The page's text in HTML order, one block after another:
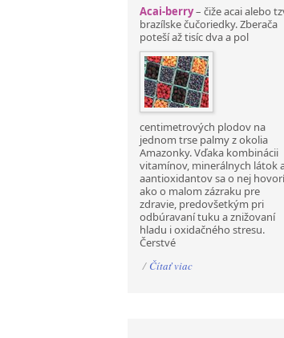
Acai-berry– čiže acai alebo
brazílske čučoriedky. Zberača
poteší až tisíc dva a pol
centimetrových plodov na
jednom trse palmy z okolia
Amazonky. Vďaka kombinácii
vitamínov, minerálnych látok
aantioxidantov sa o nej
ako o malom zázraku pre
zdravie, predovšetkým pri
odbúravaní tuku a znižovaní
hladu i oxidačného stresu.
Čerstvé
/ Čítať viac